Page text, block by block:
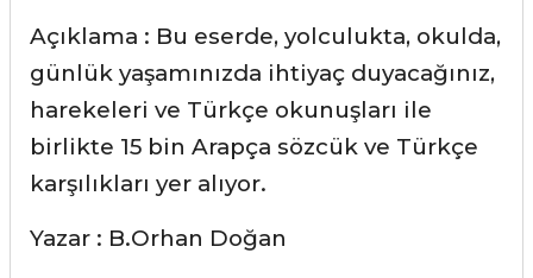
Açıklama : Bu eserde, yolculukta, okulda,
günlük yaşamınızda ihtiyaç duyacağınız,
harekeleri ve Türkçe okunuşları ile
birlikte 15 bin Arapça sözcük ve Türkçe
karşılıkları yer alıyor.
Yazar : B.Orhan Doğan